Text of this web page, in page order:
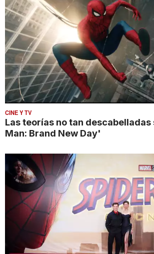
CINE Y TV
Las teorías no tan
Man: Brand New Day'